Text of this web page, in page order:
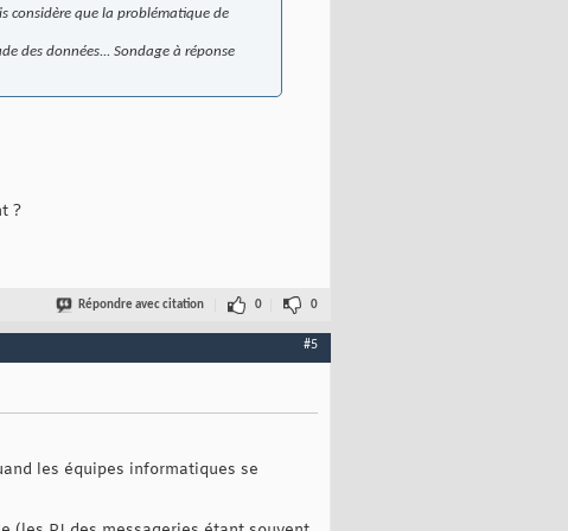
considère que la problématique de
des données... Sondage à réponse
?
Répondre avec citation 0 0
#5
les équipes informatiques se